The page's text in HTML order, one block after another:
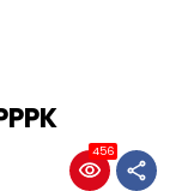
456